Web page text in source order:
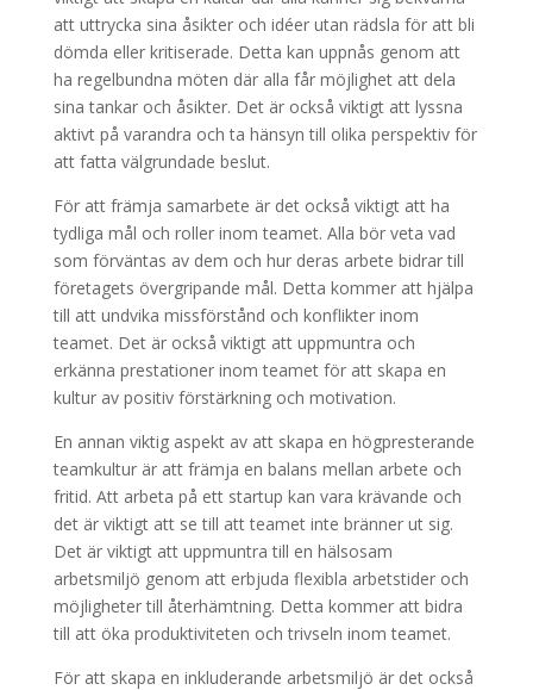
att uttrycka sina åsikter och idéer utan rädsla för att bli
dömda eller kritiserade. Detta kan uppnås genom att
ha regelbundna möten där alla får möjlighet att dela
sina tankar och åsikter. Det är också viktigt att lyssna
aktivt på varandra och ta hänsyn till olika perspektiv för
att fatta välgrundade beslut.
För att främja samarbete är det också viktigt att ha
tydliga mål och roller inom teamet. Alla bör veta vad
som förväntas av dem och hur deras arbete bidrar till
företagets övergripande mål. Detta kommer att hjälpa
till att undvika missförstånd och konflikter inom
teamet. Det är också viktigt att uppmuntra och
erkänna prestationer inom teamet för att skapa en
kultur av positiv förstärkning och motivation.
En annan viktig aspekt av att skapa en högpresterande
teamkultur är att främja en balans mellan arbete och
fritid. Att arbeta på ett startup kan vara krävande och
det är viktigt att se till att teamet inte bränner ut sig.
Det är viktigt att uppmuntra till en hälsosam
arbetsmiljö genom att erbjuda flexibla arbetstider och
möjligheter till återhämtning. Detta kommer att bidra
till att öka produktiviteten och trivseln inom teamet.
För att skapa en inkluderande arbetsmiljö är det också